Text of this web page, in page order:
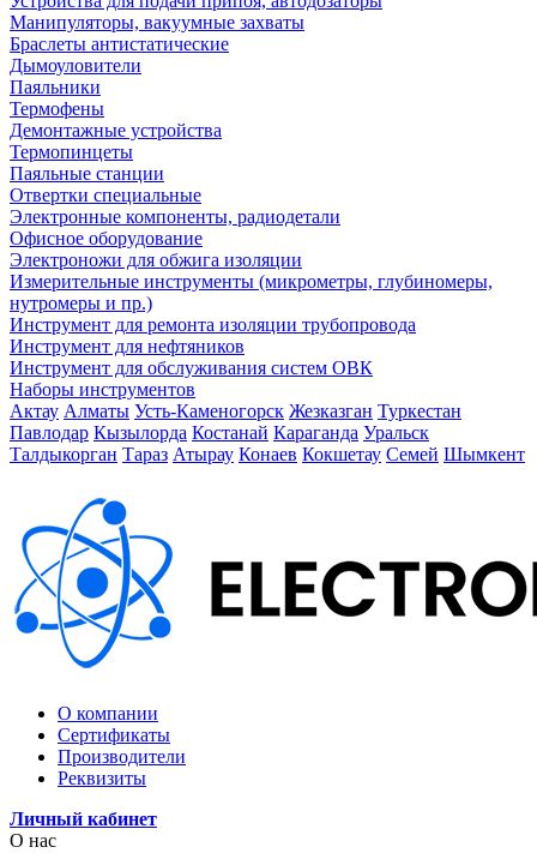
Манипуляторы, вакуумные захваты
Браслеты антистатические
Дымоуловители
Паяльники
Термофены
Демонтажные устройства
Термопинцеты
Паяльные станции
Отвертки специальные
Электронные компоненты, радиодетали
Офисное оборудование
Электроножи для обжига изоляции
Измерительные инструменты (микрометры, глубиномеры,
нутромеры и пр.)
Инструмент для ремонта изоляции трубопровода
Инструмент для нефтяников
Инструмент для обслуживания систем ОВК
Наборы инструментов
Актау Алматы Усть-Каменогорск Жезказган Туркестан
Павлодар Кызылорда Костанай Караганда Уральск
Талдыкорган Тараз Атырау Конаев Кокшетау Семей Шымкент
О компании
Сертификаты
Производители
Реквизиты
Личный кабинет
О нас